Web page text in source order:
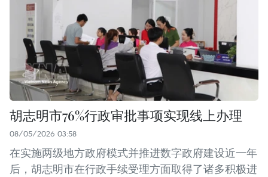
胡志明市76%行政审批事项实现线上办理
08/05/2026 03:58
在实施两级地方政府模式并推进数字政府建设近一年
后，胡志明市在行政手续受理方面取得了诸多积极进